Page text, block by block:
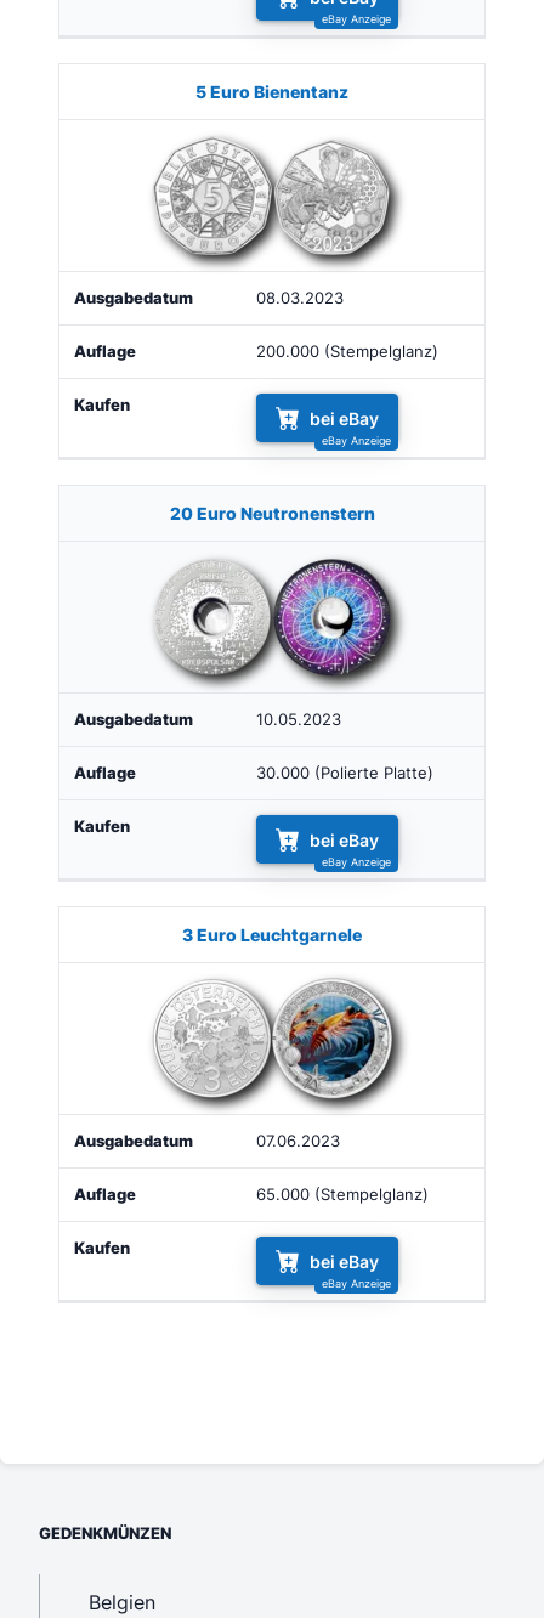
5 Euro Bienentanz
08.03.2023
200.000 (Stempelglanz)
bei eBay
20 Euro Neutronenstern
10.05.2023
30.000 (Polierte Platte)
bei eBay
3 Euro Leuchtgarnele
07.06.2023
65.000 (Stempelglanz)
bei eBay
GEDENKMÜNZEN
Belgien